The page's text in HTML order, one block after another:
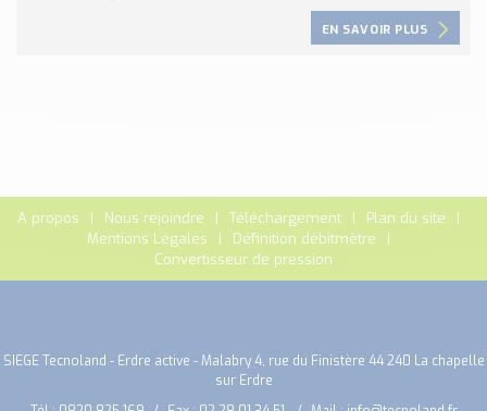
EN SAVOIR PLUS
A propos Nous rejoindre Téléchargement
Plan du site
Mentions Légales
Définition débitmètre
Convertisseur de pression
SIEGE Tecnoland - Erdre active - Malabry 4, rue du Finistère 44 240 La chapelle
sur Erdre